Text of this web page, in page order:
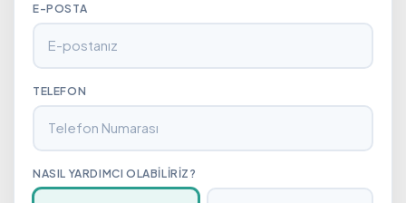
E-POSTA
TELEFON
NASIL YARDIMCI OLABILIRIZ?